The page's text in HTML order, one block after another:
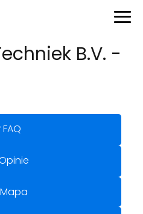
B.V. -
FAQ